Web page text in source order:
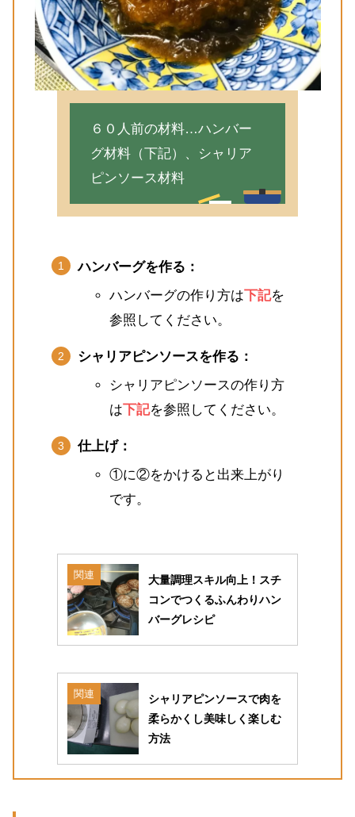
６０人前の材料…ハンバー
グ材料（下記）、シャリア
ピンソース材料
ハンバーグを作る：
ハンバーグの作り方は下記を
参照してください。
シャリアピンソースを作る：
シャリアピンソースの作り方
は下記を参照してください。
仕上げ：
①に②をかけると出来上がり
です。
関連
大量調理スキル向上！スチ
コンでつくるふんわりハン
バーグレシピ
関連
シャリアピンソースで肉を
柔らかくし美味しく楽しむ
方法